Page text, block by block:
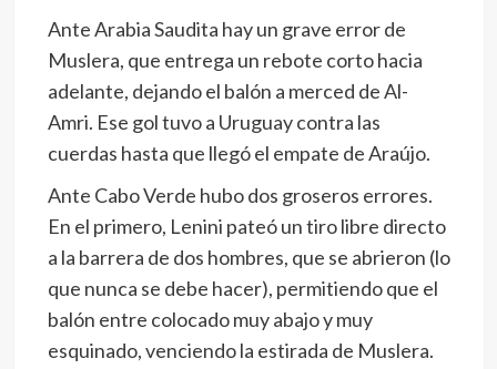
Ante Arabia Saudita hay un grave error de
Muslera, que entrega un rebote corto hacia
adelante, dejando el balón a merced de Al-
Amri. Ese gol tuvo a Uruguay contra las
cuerdas hasta que llegó el empate de Araújo.
Ante Cabo Verde hubo dos groseros errores.
En el primero, Lenini pateó un tiro libre directo
a la barrera de dos hombres, que se abrieron (lo
que nunca se debe hacer), permitiendo que el
balón entre colocado muy abajo y muy
esquinado, venciendo la estirada de Muslera.